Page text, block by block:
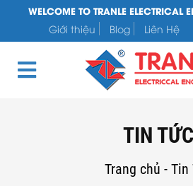
WELCOME TO TRANLE ELECTRICAL
Giới thiệu
Blog Liên Hệ
TIN TỨC
Trang chủ - Tin